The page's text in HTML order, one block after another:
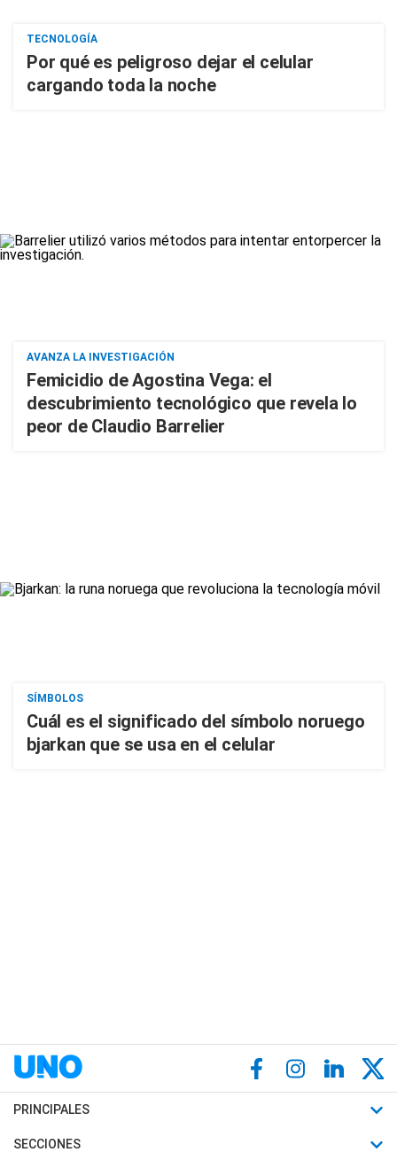
TECNOLOGÍA
Por qué es peligroso dejar el celular
cargando toda la noche
AVANZA LA INVESTIGACIÓN
Femicidio de Agostina Vega: el
descubrimiento tecnológico que revela lo
peor de Claudio Barrelier
SÍMBOLOS
Cuál es el significado del símbolo noruego
bjarkan que se usa en el celular
PRINCIPALES
Últimas Noticias
SECCIONES